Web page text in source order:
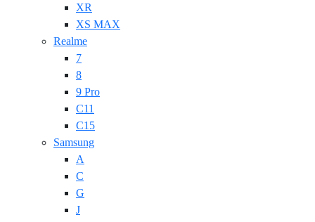
XR
XS MAX
Realme
7
8
9 Pro
C11
C15
Samsung
A
C
G
J